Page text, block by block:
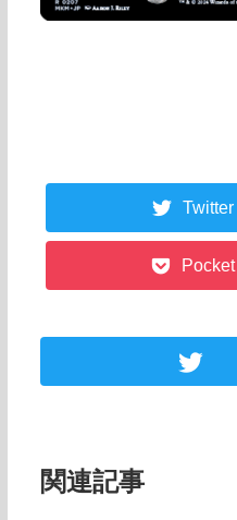
Twitter
Pocket
関連記事